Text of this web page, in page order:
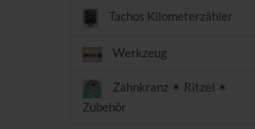
Tachos Kilometerzähler
Werkzeug
Zahnkranz ✶ Ritzel ✶
Zubehör